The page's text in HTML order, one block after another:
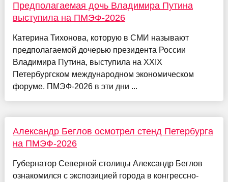
Предполагаемая дочь Владимира Путина
выступила на ПМЭФ-2026
Катерина Тихонова, которую в СМИ называют
предполагаемой дочерью президента России
Владимира Путина, выступила на XXIX
Петербургском международном экономическом
форуме. ПМЭФ-2026 в эти дни ...
Александр Беглов осмотрел стенд Петербурга
на ПМЭФ-2026
Губернатор Северной столицы Александр Беглов
ознакомился с экспозицией города в конгрессно-